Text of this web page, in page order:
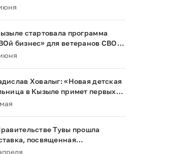
стартовала программа
бизнес» для ветеранов СВО и
Ховалыг: «Новая детская
в Кызыле примет первых
в 2028 году»
Тувы прошла
посвященная
проектам